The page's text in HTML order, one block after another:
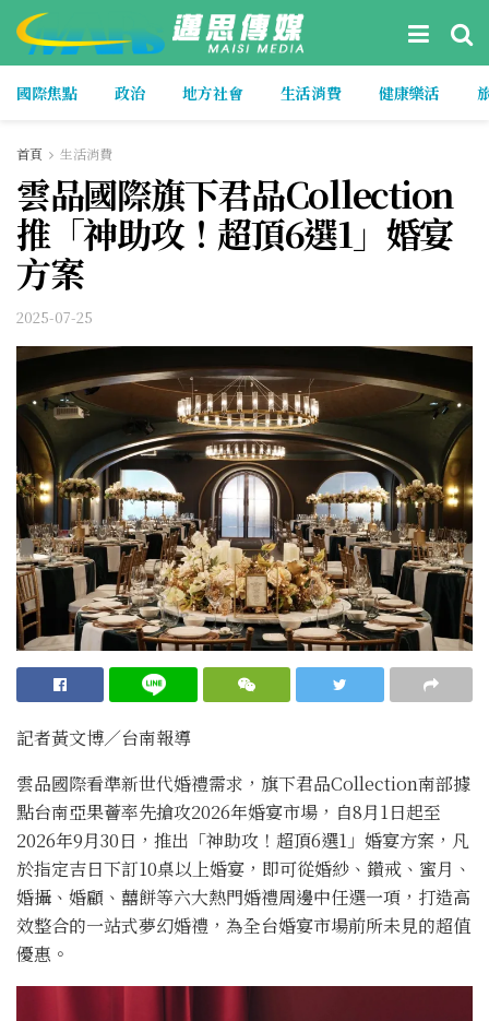
國際焦點 政治 地方社會 生活消費 健康樂活
首頁 生活消費
雲品國際旗下君品Collection
推「神助攻！超頂6選1」婚宴
方案
2025-07-25
記者黃文博／台南報導
雲品國際看準新世代婚禮需求，旗下君品Collection南部據
點台南亞果薈率先搶攻2026年婚宴市場，自8月1日起至
2026年9月30日，推出「神助攻！超頂6選1」婚宴方案，凡
於指定吉日下訂10桌以上婚宴，即可從婚紗、鑽戒、蜜月、
婚攝、婚顧、囍餅等六大熱門婚禮周邊中任選一項，打造高
效整合的一站式夢幻婚禮，為全台婚宴市場前所未見的超值
優惠。